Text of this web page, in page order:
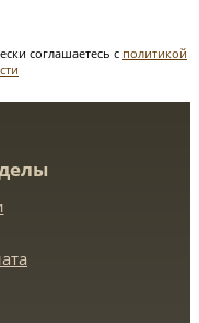
соглашаетесь с политикой